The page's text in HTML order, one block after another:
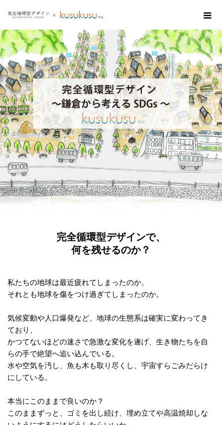
完全循環型デザインで、
何を残せるのか？
私たちの地球は最近疲れてしまったのか。
それとも地球を傷をつけ過ぎてしまったのか。
気候変動や人口爆発など、地球の生態系は確実に変わってき
ており、
かつてないほどの速さで急激な変化を遂げ、生き物たちを自
らの手で絶望へ追い込んでいる。
水や空気を汚し、魚も木も取り尽くし、宇宙すらごみだらけ
にしている。
本当にこのままで良いのか？
このままずっと、ゴミを出し続け、埋め立てや高温焼却しな